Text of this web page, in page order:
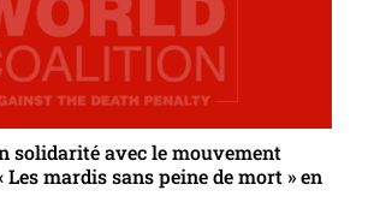
solidarité avec le mouvement
mardis sans peine de mort » en